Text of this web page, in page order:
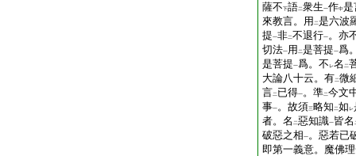
薩不下語二衆生一作中是
來教言。用 二是六波
提一非二不退行一。亦
切法一用 二是菩提一爲
是菩提一爲。不 レ名 二
大論八十云。有二微
言二 已得一。準二今文
事一。故須三略知 二如 レ
者。名 二惡知識一皆名
破惡之相一。惡若已
即第一義意。魔佛